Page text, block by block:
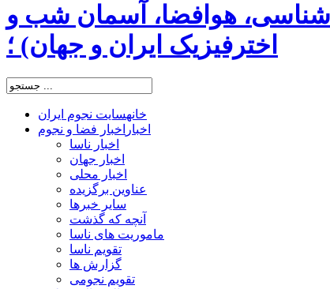
شناسی، هوافضا، آسمان شب و
اخترفیزیک ایران و جهان) ؛
خانهسایت نجوم ایران
اخبار اخبار فضا و نجوم
اخبار ناسا
اخبار جهان
اخبار محلی
عناوین برگزیده
سایر خبرها
آنچه که گذشت
ماموریت های ناسا
تقویم ناسا
گزارش ها
تقویم نجومی